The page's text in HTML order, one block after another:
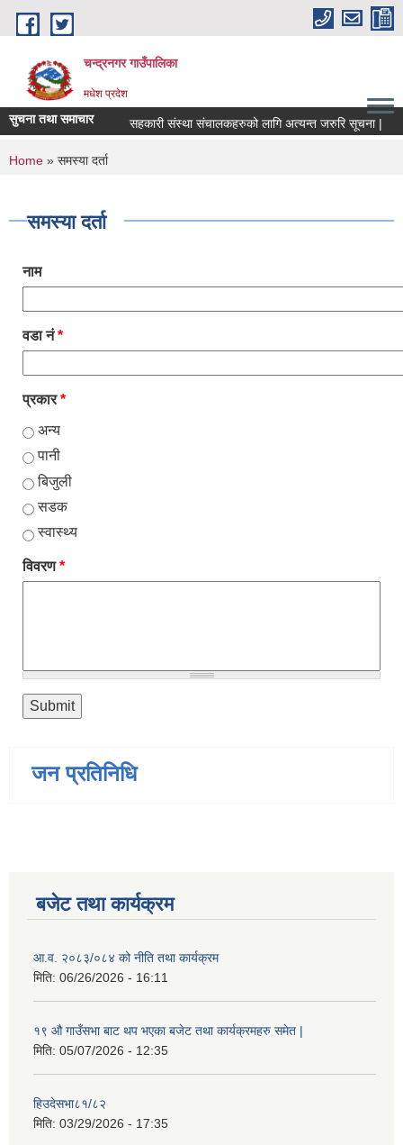
Skip to main content
चन्द्रनगर गाउँपालिका
मधेश प्रदेश
सुचना तथा समाचार सहकारी संस्था संचालकहरुको लागि अत्यन्त जरुरि सूचना |
You are here
Home » समस्या दर्ता
समस्या दर्ता
नाम
वडा नं*
प्रकार*
अन्य
पानी
बिजुली
सडक
स्वास्थ्य
विवरण*
जन प्रतिनिधि
बजेट तथा कार्यक्रम
आ.व. २०८३/०८४ को नीति तथा कार्यक्रम
मिति: 06/26/2026 - 16:11
१९ औ गाउँसभा बाट थप भएका बजेट तथा कार्यक्रमहरु समेत |
मिति: 05/07/2026 - 12:35
हिउदेसभा८१/८२
मिति: 03/29/2026 - 17:35